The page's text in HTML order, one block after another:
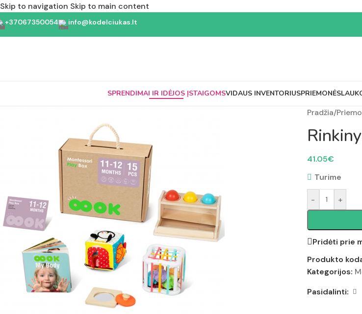
Skip to navigation Skip to main content
+37067350054 info@kodelciukas.lt
SPRENDIMAI IR IDĖJOS ĮSTAIGOMSVIDAUS INVENTORIUSPRIEMONĖS
Pradžia/
41.05€
Turime
- +
Pridėti prie
Produkto
Kategorijos:
Pasidalinti: